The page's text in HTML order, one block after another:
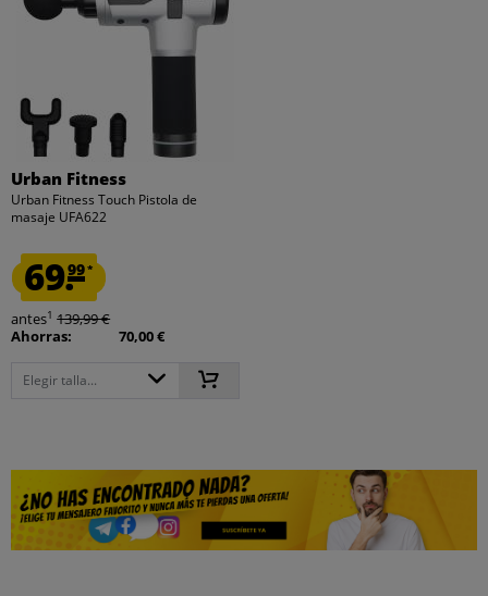
Urban Fitness
Urban Fitness Touch Pistola de
masaje UFA622
69.99*
antes1 139,99 €
Ahorras:
70,00 €
Elegir talla...